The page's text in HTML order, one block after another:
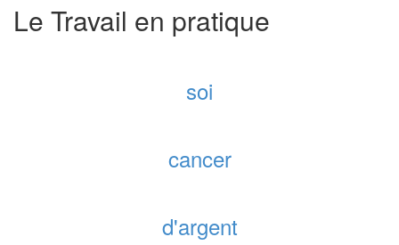
Le Travail en pratique
soi
cancer
d'argent